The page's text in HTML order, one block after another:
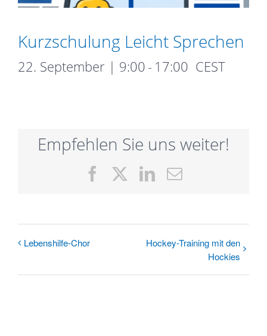
Kurzschulung Leicht Sprechen
22. September | 9:00 - 17:00 CEST
Empfehlen Sie uns weiter!
FacebookLinkedIn
E-
Lebens­hilfe-­Chor
Hockey-Training mit den
Hockies